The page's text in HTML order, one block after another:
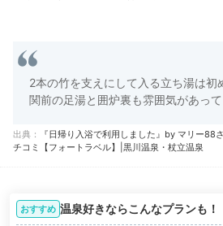
2本の竹を支えにして入る立ち湯は初
関前の足湯と囲炉裏も雰囲気があって
出典：
『日帰り入浴で利用しました』by マリー
チコミ【フォートラベル】|黒川温泉・杖立温泉
おすすめ 温泉好きならこんなプランも！